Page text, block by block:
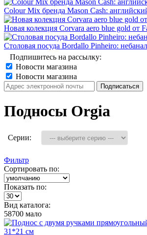
Colour Mix бренда Mason Cash:
Новая колекция Corvara aero blue gold от
Столовая посуда Bordallo Pinheiro:
Подпишитесь на рассылку:
Новости магазина
Новости магазина
Подносы Orgia
Серии:
Фильтр
Сортировать по:
Показать по:
Вид каталога:
58700 мало